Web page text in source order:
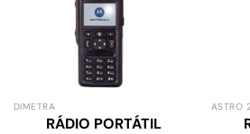
DIMETRA
RÁDIO PORTÁTIL
ASTRO